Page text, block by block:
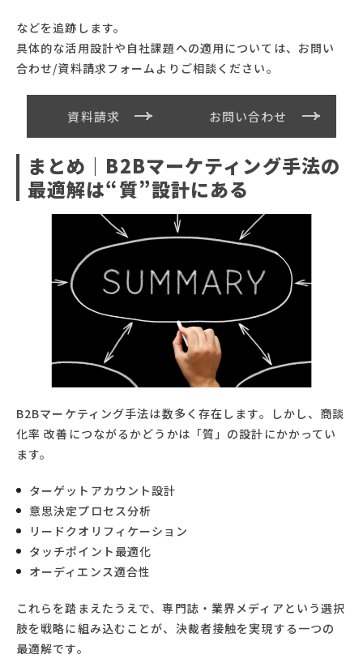
などを追跡します。
具体的な活用設計や自社課題への適用については、お問い
合わせ/資料請求フォームよりご相談ください。
資料請求 お問い合わせ
まとめ｜B2Bマーケティング手法の
最適解は“質”設計にある
B2Bマーケティング手法は数多く存在します。しかし、商談
化率 改善につながるかどうかは「質」の設計にかかってい
ます。
ターゲットアカウント設計
意思決定プロセス分析
リードクオリフィケーション
タッチポイント最適化
オーディエンス適合性
これらを踏まえたうえで、専門誌・業界メディアという選択
肢を戦略に組み込むことが、決裁者接触を実現する一つの
最適解です。